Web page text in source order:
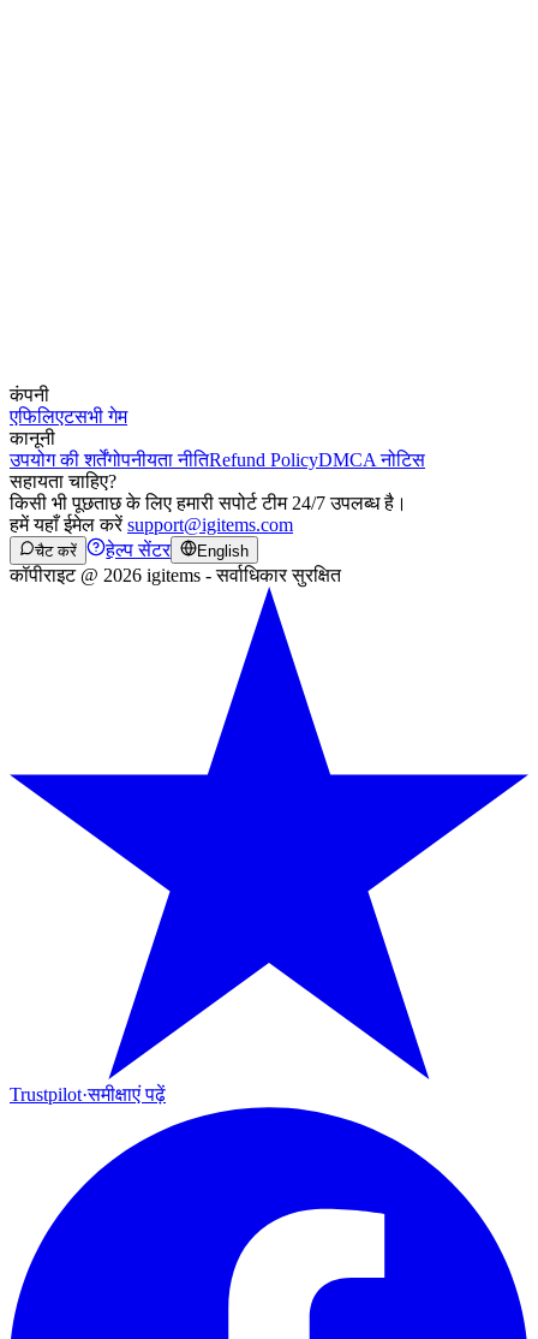
कंपनी
एफिलिएटसभी गेम
कानूनी
उपयोग की शर्तेंगोपनीयता नीतिRefund PolicyDMCA नोटिस
सहायता चाहिए?
किसी भी पूछताछ के लिए हमारी सपोर्ट टीम 24/7 उपलब्ध है।
हमें यहाँ ईमेल करेंsupport@igitems.com
चैट करें हेल्प सेंटर English
कॉपीराइट @ 2026 igitems - सर्वाधिकार सुरक्षित
Trustpilot·समीक्षाएं पढ़ें